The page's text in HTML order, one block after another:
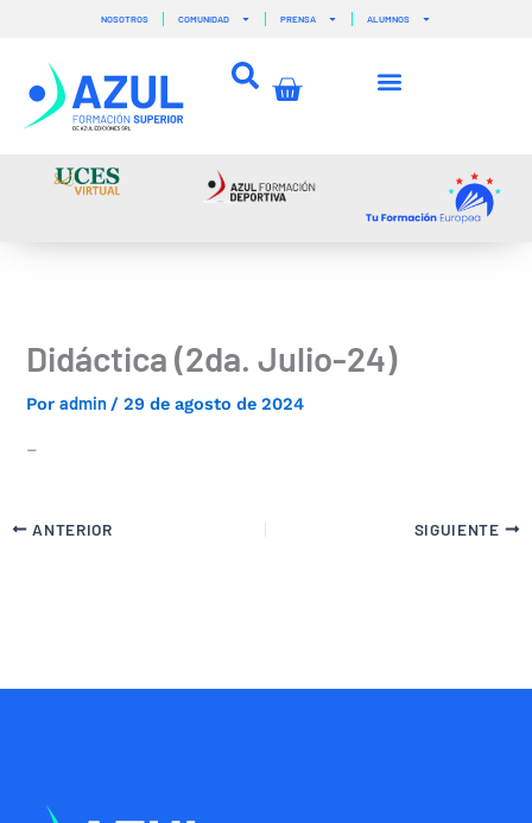
contenido
NOSOTROS COMUNIDAD PRENSA ALUMNOS
Carrito
Didáctica (2da. Julio-24)
Poradmin /29 de agosto de 2024
–
ANTERIOR SIGUIENTE